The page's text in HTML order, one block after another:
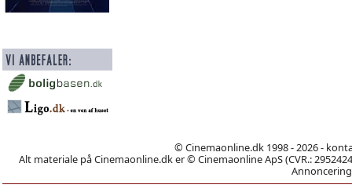
© Cinemaonline.dk 1998 - 2026 -
Alt materiale på Cinemaonline.dk er © Cinemaonline ApS (CVR.: